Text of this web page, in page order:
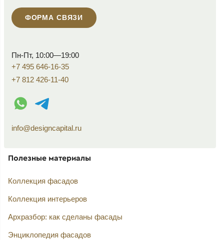
ФОРМА СВЯЗИ
Пн-Пт, 10:00—19:00
+7 495 646-16-35
+7 812 426-11-40
WhatsApp контакт
Telegram контакт
info@designcapital.ru
Полезные материалы
Коллекция фасадов
Коллекция интерьеров
Архразбор: как сделаны фасады
Энциклопедия фасадов